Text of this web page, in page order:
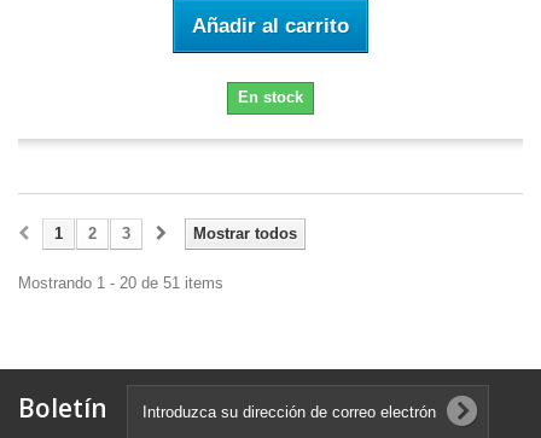
Añadir al carrito
En stock
Mostrar todos
1 2 3
Mostrando 1 - 20 de 51 items
Boletín